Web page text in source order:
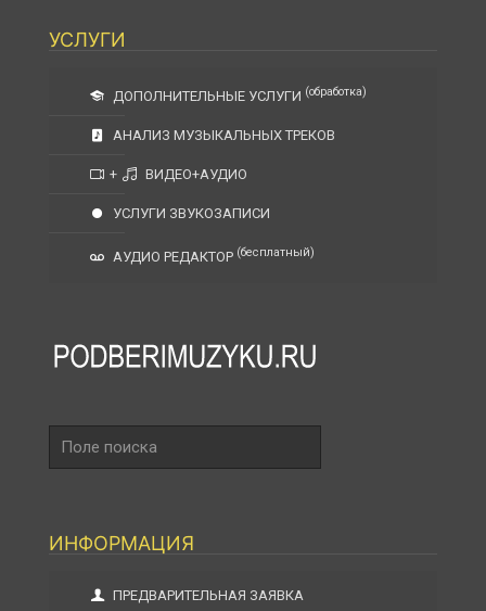
УСЛУГИ
ДОПОЛНИТЕЛЬНЫЕ УСЛУГИ (обработка)
АНАЛИЗ МУЗЫКАЛЬНЫХ ТРЕКОВ
+ ВИДЕО+АУДИО
УСЛУГИ ЗВУКОЗАПИСИ
АУДИО РЕДАКТОР (бесплатный)
поиска
ИНФОРМАЦИЯ
ПРЕДВАРИТЕЛЬНАЯ ЗАЯВКА